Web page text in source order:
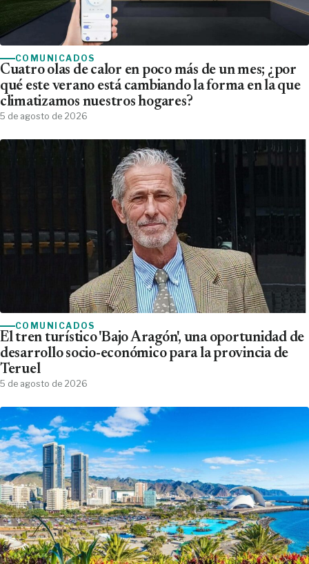
COMUNICADOS
Cuatro olas de calor en poco más de un mes; ¿por
qué este verano está cambiando la forma en la que
climatizamos nuestros hogares?
5 de agosto de 2026
COMUNICADOS
El tren turístico 'Bajo Aragón', una oportunidad de
desarrollo socio-económico para la provincia de
Teruel
5 de agosto de 2026